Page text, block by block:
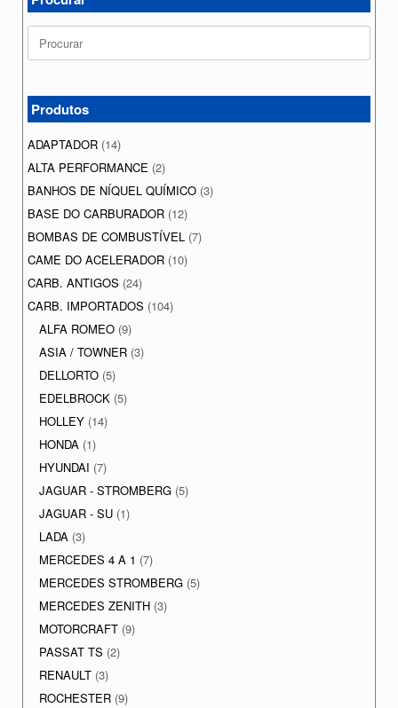
for:
Produtos
ADAPTADOR (14)
ALTA PERFORMANCE (2)
BANHOS DE NÍQUEL QUÍMICO (3)
BASE DO CARBURADOR (12)
BOMBAS DE COMBUSTÍVEL (7)
CAME DO ACELERADOR (10)
CARB. ANTIGOS (24)
CARB. IMPORTADOS (104)
ALFA ROMEO (9)
ASIA / TOWNER (3)
DELLORTO (5)
EDELBROCK (5)
HOLLEY (14)
HONDA (1)
HYUNDAI (7)
JAGUAR - STROMBERG (5)
JAGUAR - SU (1)
LADA (3)
MERCEDES 4 A 1 (7)
MERCEDES STROMBERG (5)
MERCEDES ZENITH (3)
MOTORCRAFT (9)
PASSAT TS (2)
RENAULT (3)
ROCHESTER (9)